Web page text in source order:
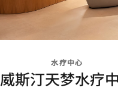
水疗中心
威斯汀天梦水疗